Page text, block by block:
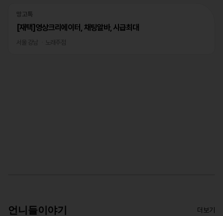
망고톡
[재택]영상크리에이터, 채팅알바, 시급최대
서울 강남 노래주점
언니들이야기 더보기